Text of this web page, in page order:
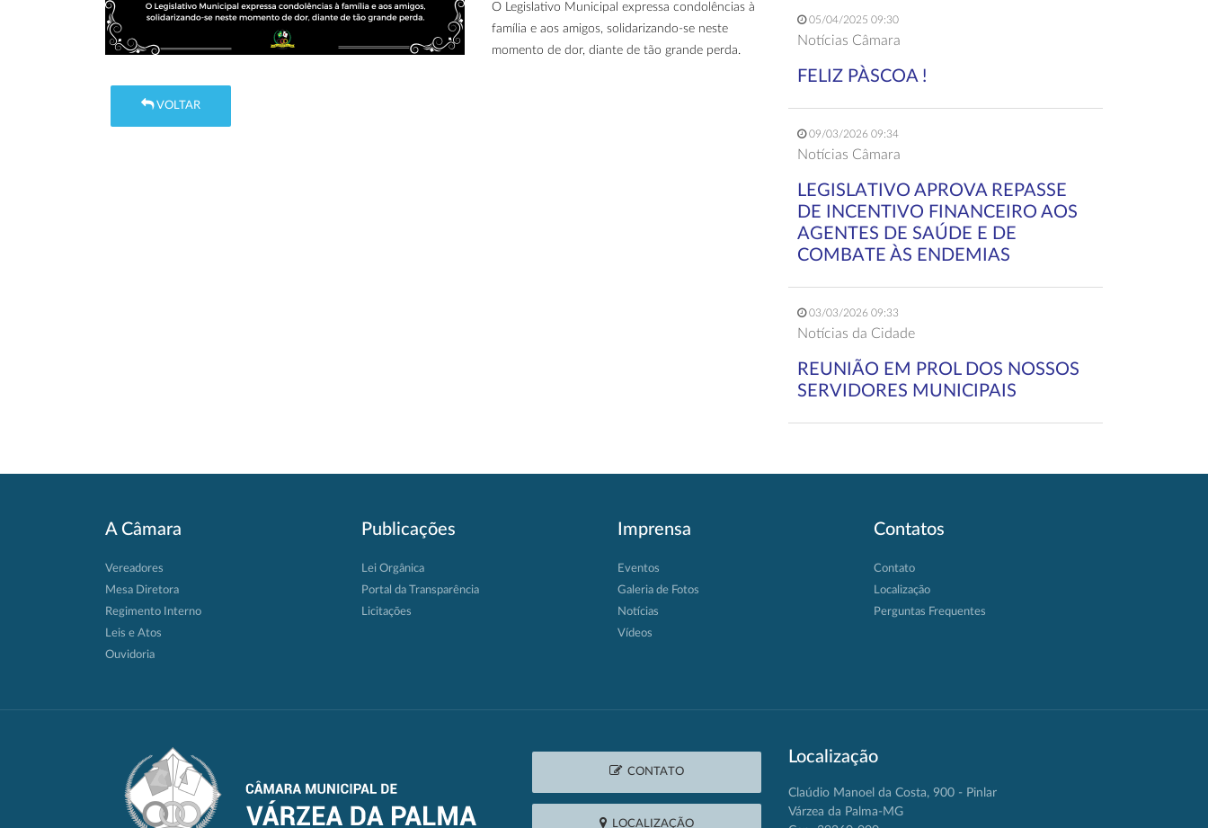
O Legislativo Municipal expressa condolências à
família e aos amigos, solidarizando-se neste
momento de dor, diante de tão grande perda.
VOLTAR
05/04/2025 09:30
Notícias Câmara
FELIZ PÀSCOA !
09/03/2026 09:34
Notícias Câmara
LEGISLATIVO APROVA REPASSE
DE INCENTIVO FINANCEIRO AOS
AGENTES DE SAÚDE E DE
COMBATE ÀS ENDEMIAS
03/03/2026 09:33
Notícias da Cidade
REUNIÃO EM PROL DOS NOSSOS
SERVIDORES MUNICIPAIS
A Câmara
Vereadores
Mesa Diretora
Regimento Interno
Leis e Atos
Ouvidoria
Publicações
Lei Orgânica
Portal da Transparência
Licitações
Imprensa
Eventos
Galeria de Fotos
Notícias
Vídeos
Contatos
Contato
Localização
Perguntas Frequentes
CONTATO
LOCALIZAÇÃO
Localização
Claúdio Manoel da Costa, 900 - Pinlar
Várzea da Palma-MG